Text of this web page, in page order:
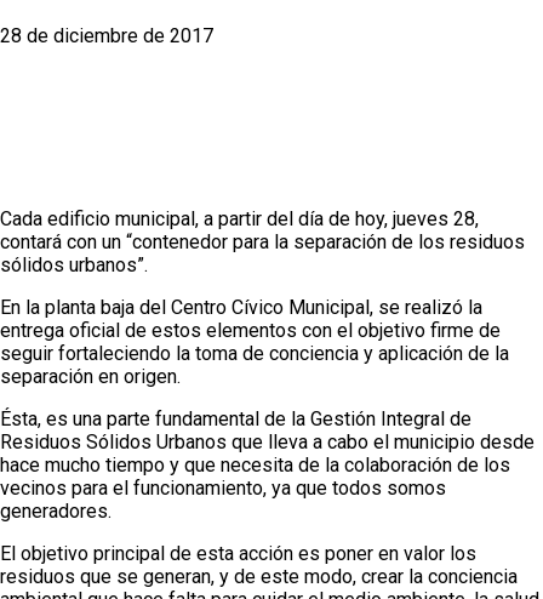
28 de diciembre de 2017
Cada edificio municipal, a partir del día de hoy, jueves 28,
contará con un “contenedor para la separación de los residuos
sólidos urbanos”.
En la planta baja del Centro Cívico Municipal, se realizó la
entrega oficial de estos elementos con el objetivo firme de
seguir fortaleciendo la toma de conciencia y aplicación de la
separación en origen.
Ésta, es una parte fundamental de la Gestión Integral de
Residuos Sólidos Urbanos que lleva a cabo el municipio desde
hace mucho tiempo y que necesita de la colaboración de los
vecinos para el funcionamiento, ya que todos somos
generadores.
El objetivo principal de esta acción es poner en valor los
residuos que se generan, y de este modo, crear la conciencia